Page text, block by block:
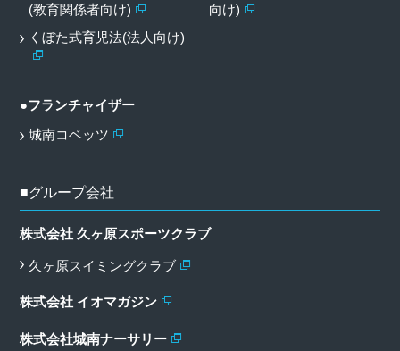
(教育関係者向け)
向け)
くぼた式育児法(法人向け)
●フランチャイザー
城南コベッツ
■グループ会社
株式会社 久ヶ原スポーツクラブ
久ヶ原スイミングクラブ
株式会社 イオマガジン
株式会社城南ナーサリー